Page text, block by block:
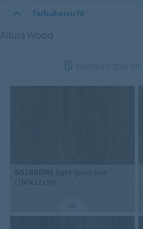
Farbübersicht
Allura Wood
60288DR5 light giant oak
(180x32 cm)